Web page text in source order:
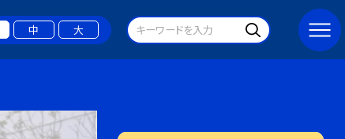
中 大